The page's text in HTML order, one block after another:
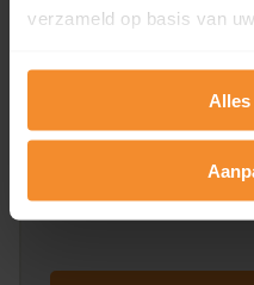
verzameld op basis van
Alles
Een uitgebreid overzicht
dit inclusief de luchtfoto!